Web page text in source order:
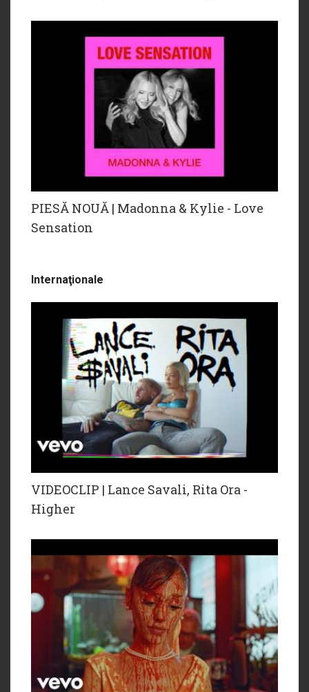
PIESĂ NOUĂ | Madonna & Kylie - Love
Sensation
Internaţionale
VIDEOCLIP | Lance Savali, Rita Ora -
Higher